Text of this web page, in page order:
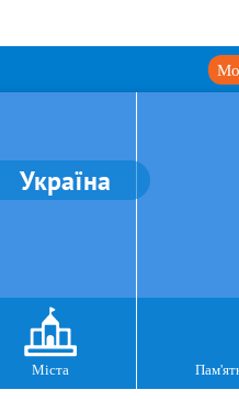
Україна
Міста